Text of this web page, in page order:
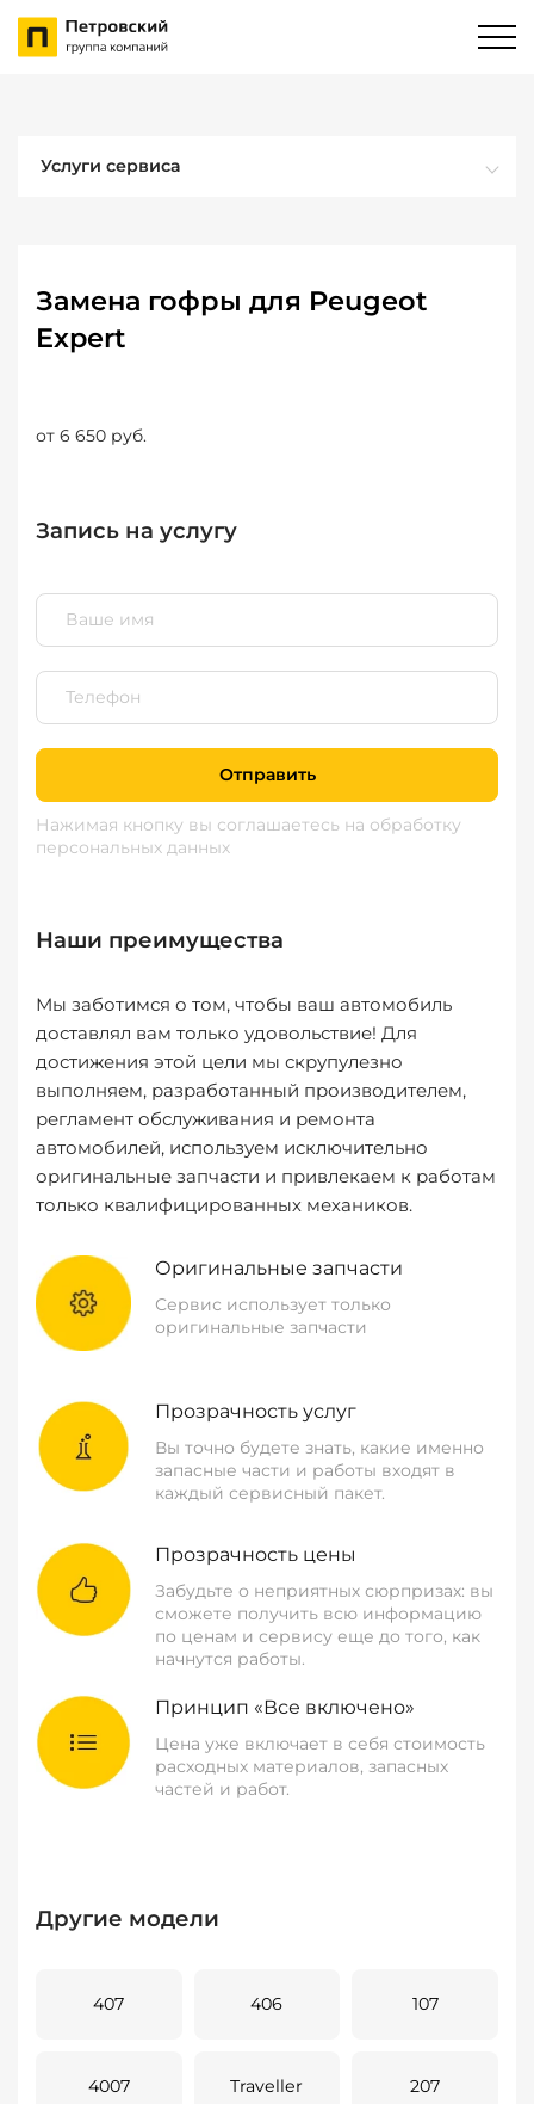
Услуги сервиса
Замена гофры для Peugeot
Expert
от 6 650 руб.
Запись на услугу
Отправить
Нажимая кнопку вы соглашаетесь на обработку
персональных данных
Наши преимущества
Мы заботимся о том, чтобы ваш автомобиль
доставлял вам только удовольствие! Для
достижения этой цели мы скрупулезно
выполняем, разработанный производителем,
регламент обслуживания и ремонта
автомобилей, используем исключительно
оригинальные запчасти и привлекаем к работам
только квалифицированных механиков.
Оригинальные запчасти
Сервис использует только
оригинальные запчасти
Прозрачность услуг
Вы точно будете знать, какие именно
запасные части и работы входят в
каждый сервисный пакет.
Прозрачность цены
Забудьте о неприятных сюрпризах: вы
сможете получить всю информацию
по ценам и сервису еще до того, как
начнутся работы.
Принцип «Все включено»
Цена уже включает в себя стоимость
расходных материалов, запасных
частей и работ.
Другие модели
407 406 107
4007 Traveller 207